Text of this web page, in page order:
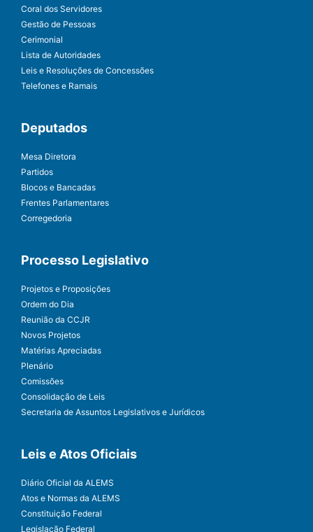
Coral dos Servidores
Gestão de Pessoas
Cerimonial
Lista de Autoridades
Leis e Resoluções de Concessões
Telefones e Ramais
Deputados
Mesa Diretora
Partidos
Blocos e Bancadas
Frentes Parlamentares
Corregedoria
Processo Legislativo
Projetos e Proposições
Ordem do Dia
Reunião da CCJR
Novos Projetos
Matérias Apreciadas
Plenário
Comissões
Consolidação de Leis
Secretaria de Assuntos Legislativos e Jurídicos
Leis e Atos Oficiais
Diário Oficial da ALEMS
Atos e Normas da ALEMS
Constituição Federal
Legislação Federal